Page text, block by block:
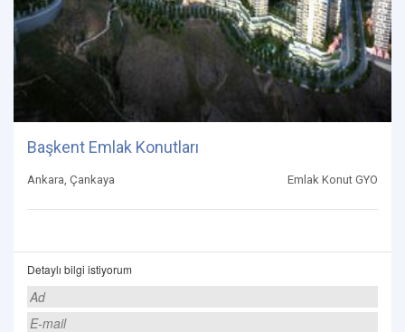
Başkent Emlak Konutları
Ankara, Çankaya Emlak Konut GYO
Detaylı bilgi istiyorum